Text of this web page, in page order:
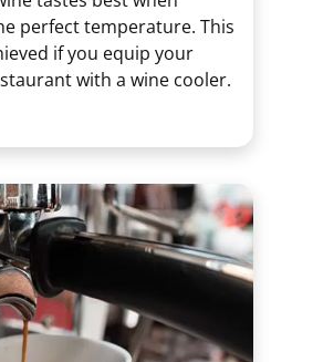
perfect temperature. This
if you equip your
with a wine cooler.